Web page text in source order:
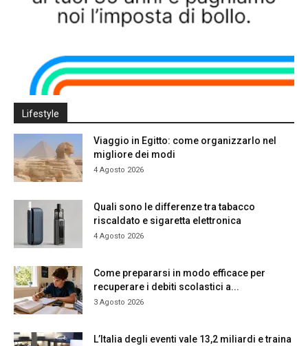
Lifestyle
Viaggio in Egitto: come organizzarlo nel
migliore dei modi
4 Agosto 2026
Quali sono le differenze tra tabacco
riscaldato e sigaretta elettronica
4 Agosto 2026
Come prepararsi in modo efficace per
recuperare i debiti scolastici a...
3 Agosto 2026
L’Italia degli eventi vale 13,2 miliardi e traina